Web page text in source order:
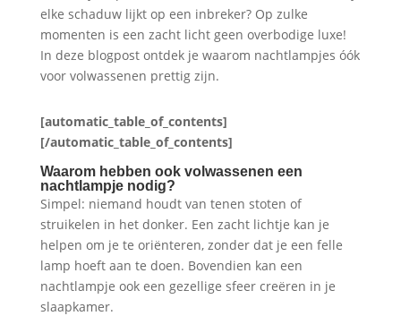
elke schaduw lijkt op een inbreker? Op zulke
momenten is een zacht licht geen overbodige luxe!
In deze blogpost ontdek je waarom nachtlampjes óók
voor volwassenen prettig zijn.
[automatic_table_of_contents]
[/automatic_table_of_contents]
Waarom hebben ook volwassenen een
nachtlampje nodig?
Simpel: niemand houdt van tenen stoten of
struikelen in het donker. Een zacht lichtje kan je
helpen om je te oriënteren, zonder dat je een felle
lamp hoeft aan te doen. Bovendien kan een
nachtlampje ook een gezellige sfeer creëren in je
slaapkamer.